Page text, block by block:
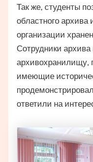
Так же, студенты
областного
организации
Сотрудники
архивохранилищу,
имеющие
ответили на